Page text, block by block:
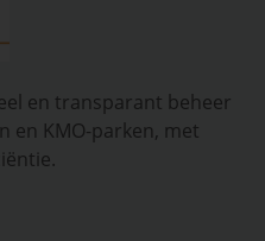
en transparant beheer
en KMO-parken, met